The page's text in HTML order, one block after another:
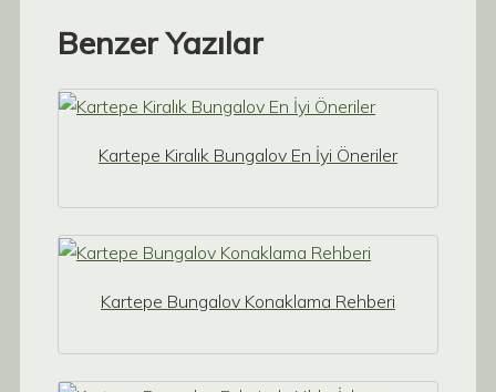
Benzer Yazılar
Kartepe Kiralık Bungalov En İyi Öneriler
Kartepe Bungalov Konaklama Rehberi